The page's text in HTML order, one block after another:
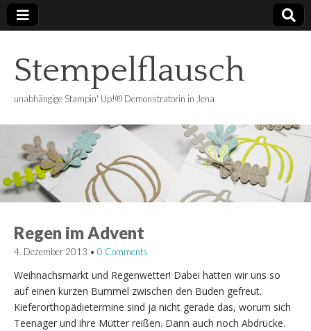
Stempelflausch
unabhängige Stampin' Up!® Demonstratorin in Jena
Regen im Advent
4. Dezember 2013 • 0 Comments
Weihnachsmarkt und Regenwetter! Dabei hatten wir uns so
auf einen kurzen Bummel zwischen den Buden gefreut.
Kieferorthopädietermine sind ja nicht gerade das, worum sich
Teenager und ihre Mütter reißen. Dann auch noch Abdrücke.